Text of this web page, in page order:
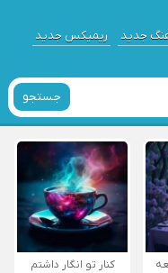
جدید ریمیکس جدید
جستجو
کنار تو انگار داشتم